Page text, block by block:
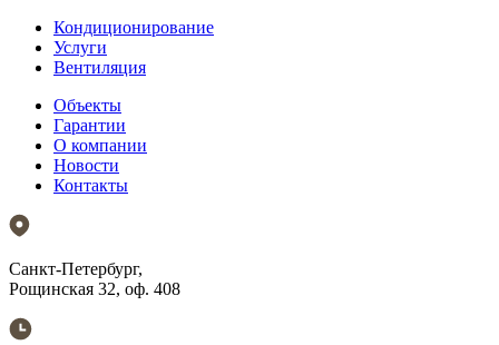
Кондиционирование
Услуги
Вентиляция
Объекты
Гарантии
О компании
Новости
Контакты
Санкт-Петербург,
Рощинская 32, оф. 408